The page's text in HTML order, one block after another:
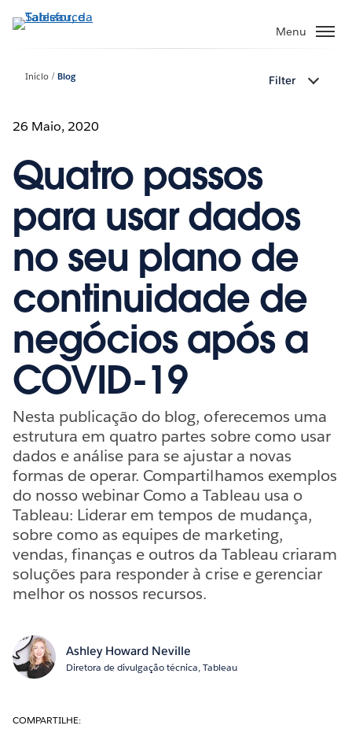
Pular
para
principal
Menu
Início Blog Filter
26 Maio, 2020
Quatro passos
para usar dados
no seu plano de
continuidade de
negócios após a
COVID-19
Nesta publicação do blog, oferecemos uma
estrutura em quatro partes sobre como usar
dados e análise para se ajustar a novas
formas de operar. Compartilhamos exemplos
do nosso webinar Como a Tableau usa o
Tableau: Liderar em tempos de mudança,
sobre como as equipes de marketing,
vendas, finanças e outros da Tableau criaram
soluções para responder à crise e gerenciar
melhor os nossos recursos.
Ashley Howard Neville
Diretora de divulgação técnica, Tableau
COMPARTILHE: